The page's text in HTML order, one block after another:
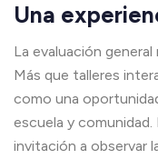
Una
La evaluación
Más que talleres
como una
escuela y
invitación a observar